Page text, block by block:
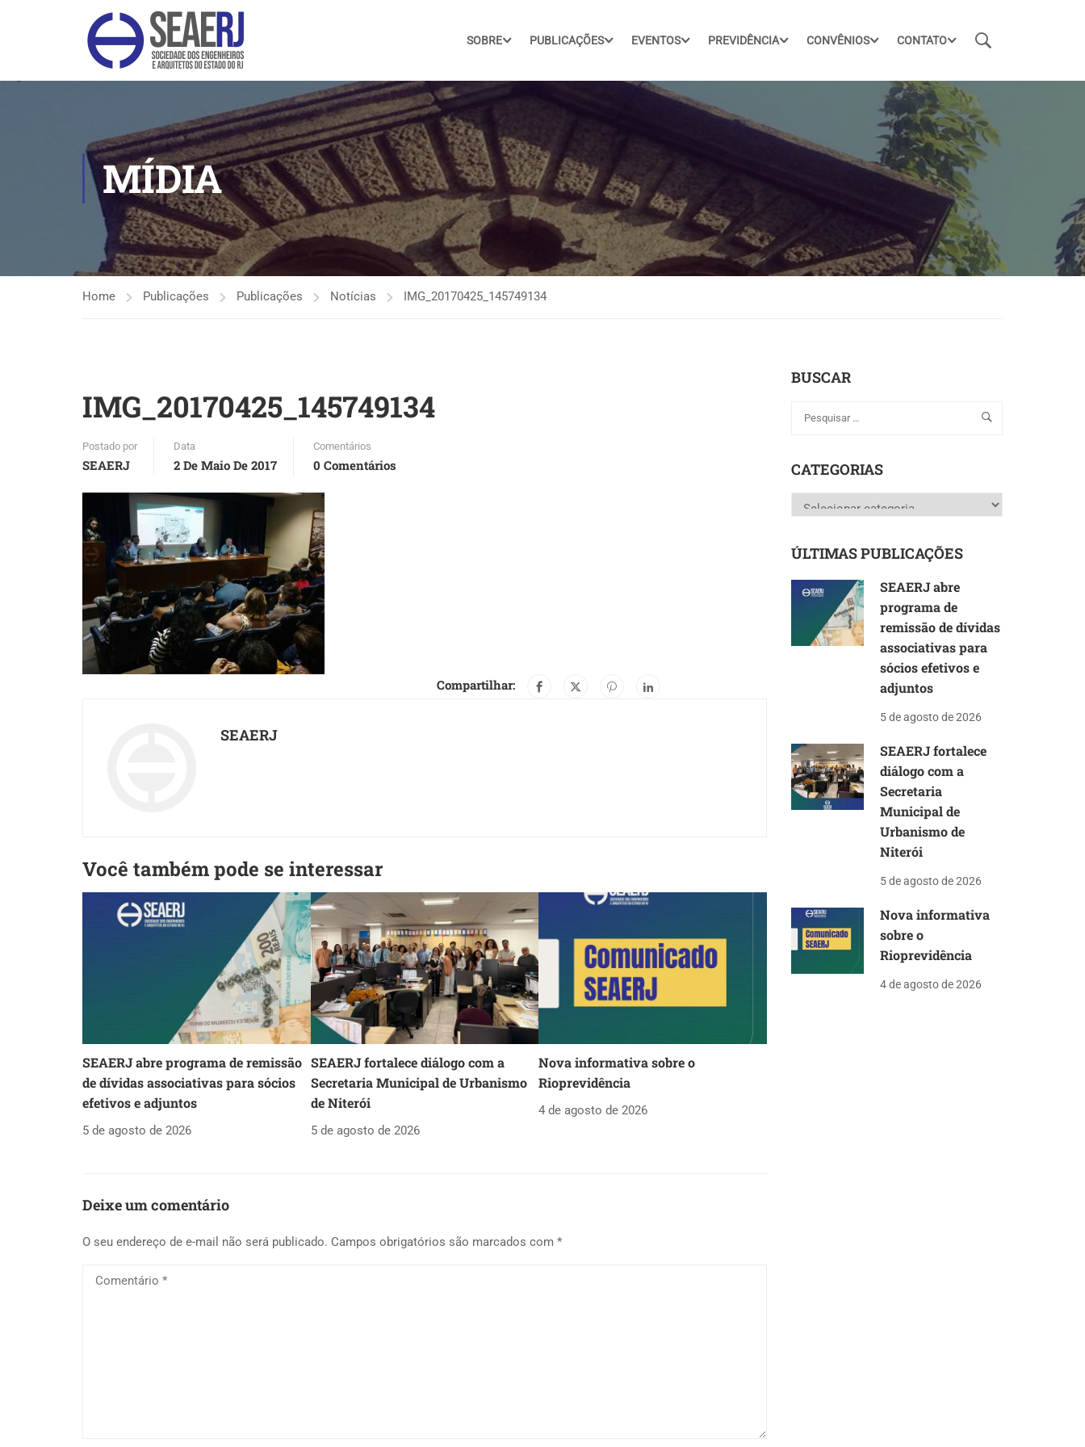
SOBRE PUBLICAÇÕES EVENTOS PREVIDÊNCIA CONVÊNIOS CONTATO
MÍDIA
Home Publicações Publicações Notícias IMG_20170425_145749134
IMG_20170425_145749134
Postado por
SEAERJ
Data
2 De Maio De 2017
Comentários
0 Comentários
Compartilhar:
SEAERJ
Você também pode se interessar
SEAERJ abre programa de remissão
de dívidas associativas para sócios
efetivos e adjuntos
5 de agosto de 2026
SEAERJ fortalece diálogo com a
Secretaria Municipal de Urbanismo
de Niterói
5 de agosto de 2026
Nova informativa sobre o
Rioprevidência
4 de agosto de 2026
Deixe um comentário
O seu endereço de e-mail não será publicado. Campos obrigatórios são marcados com *
BUSCAR
CATEGORIAS
Categorias
ÚLTIMAS PUBLICAÇÕES
SEAERJ abre
programa de
remissão de dívidas
associativas para
sócios efetivos e
adjuntos
5 de agosto de 2026
SEAERJ fortalece
diálogo com a
Secretaria
Municipal de
Urbanismo de
Niterói
5 de agosto de 2026
Nova informativa
sobre o
Rioprevidência
4 de agosto de 2026